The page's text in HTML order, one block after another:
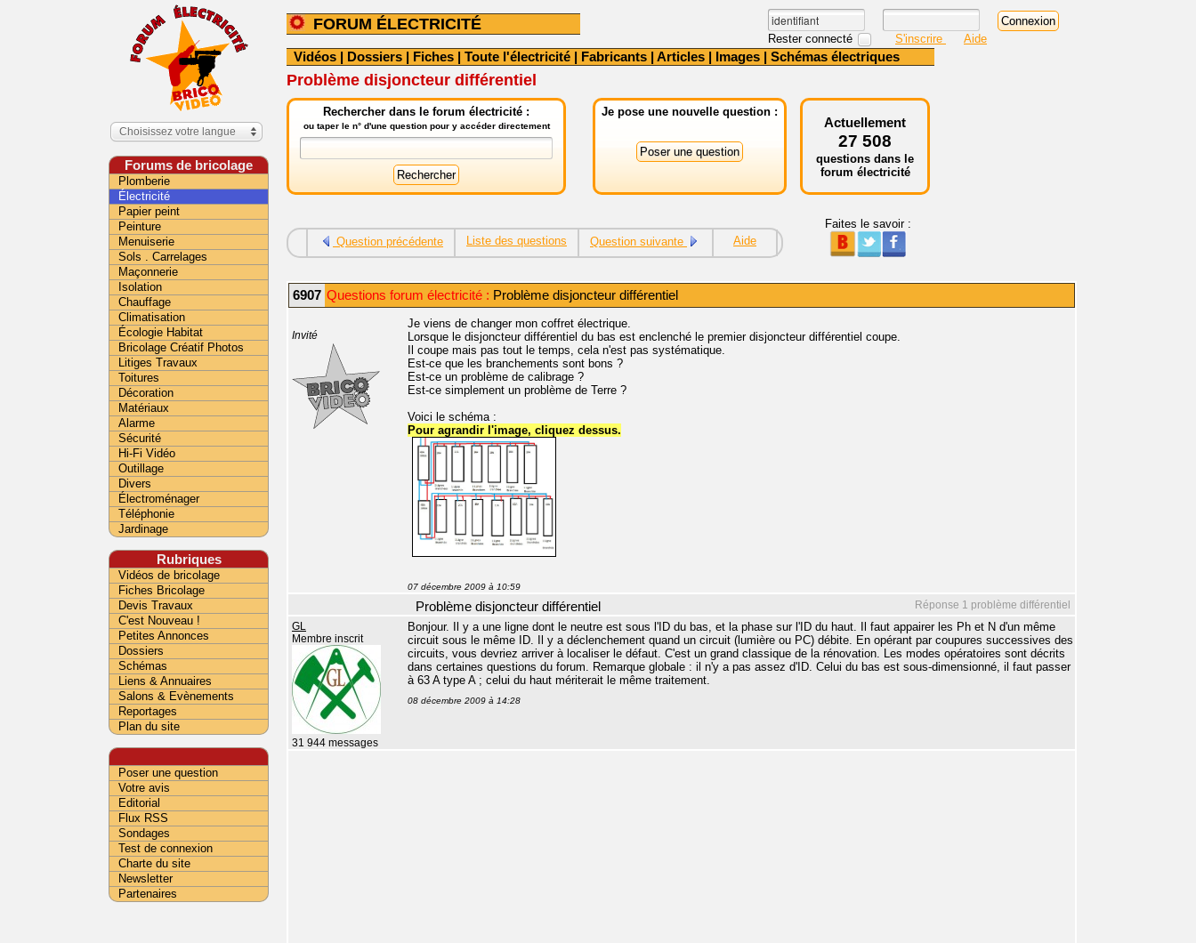
FORUM ÉLECTRICITÉ
Rester connecté S'inscrire Aide
Vidéos | Dossiers | Fiches | Toute l'électricité | Fabricants | Articles | Images | Schémas électriques
Problème disjoncteur différentiel
Rechercher dans le forum électricité :
ou taper le n° d'une question pour y accéder directement
Je pose une nouvelle question :
Actuellement
27 508
questions dans le
forum électricité
Question précédente Liste des questions Question suivante Aide
Faites le savoir :
6907 Questions forum électricité : Problème disjoncteur différentiel
Invité
Je viens de changer mon coffret électrique.
Lorsque le disjoncteur différentiel du bas est enclenché le premier disjoncteur différentiel coupe.
Il coupe mais pas tout le temps, cela n'est pas systématique.
Est-ce que les branchements sont bons ?
Est-ce un problème de calibrage ?
Est-ce simplement un problème de Terre ?
Voici le schéma :
Pour agrandir l'image, cliquez dessus.
07 décembre 2009 à 10:59
Réponse 1 problème différentiel
Problème disjoncteur différentiel
GL
Membre inscrit
31 944 messages
Bonjour. Il y a une ligne dont le neutre est sous l'ID du bas, et la phase sur l'ID du haut. Il faut appairer les Ph et N d'un même
circuit sous le même ID. Il y a déclenchement quand un circuit (lumière ou PC) débite. En opérant par coupures successives des
circuits, vous devriez arriver à localiser le défaut. C'est un grand classique de la rénovation. Les modes opératoires sont décrits
dans certaines questions du forum. Remarque globale : il n'y a pas assez d'ID. Celui du bas est sous-dimensionné, il faut passer
à 63 A type A ; celui du haut mériterait le même traitement.
08 décembre 2009 à 14:28
Choisissez votre langue
Forums de bricolage
Plomberie
Électricité
Papier peint
Peinture
Menuiserie
Sols . Carrelages
Maçonnerie
Isolation
Chauffage
Climatisation
Écologie Habitat
Bricolage Créatif Photos
Litiges Travaux
Toitures
Décoration
Matériaux
Alarme
Sécurité
Hi-Fi Vidéo
Outillage
Divers
Électroménager
Téléphonie
Jardinage
Rubriques
Vidéos de bricolage
Fiches Bricolage
Devis Travaux
C'est Nouveau !
Petites Annonces
Dossiers
Schémas
Liens & Annuaires
Salons & Evènements
Reportages
Plan du site
Poser une question
Votre avis
Editorial
Flux RSS
Sondages
Test de connexion
Charte du site
Newsletter
Partenaires